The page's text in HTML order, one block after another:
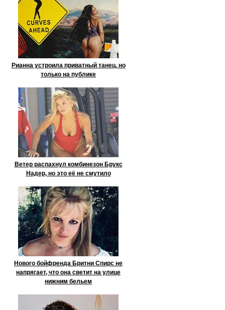
Рианна устроила приватный танец, но
только на публике
Ветер распахнул комбинезон Брукс
Надер, но это её не смутило
Нового бойфренда Бритни Спирс не
напрягает, что она светит на улице
нижним бельем